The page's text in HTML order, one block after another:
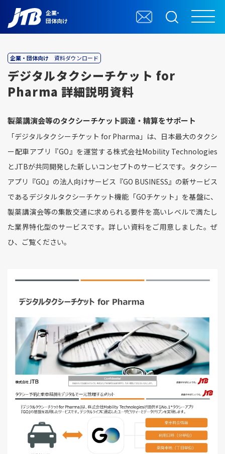
企業・
団体向け
企業・団体向け 資料ダウンロード
デジタルタクシーチケット for
Pharma 詳細説明資料
製薬講演会等のタクシーチケット調達・精算をサポート
「デジタルタクシーチケット for Pharma」は、日本最大のタクシ
ー配車アプリ『GO』を運営する株式会社Mobility Technologies
とJTBが共同開発した新しいコンセプトのサービスです。タクシー
アプリ『GO』の法人向けサービス『GO BUSINESS』の新サービス
であるデジタルタクシーチケット機能「GOチケット」を基盤に、
製薬講演会等の集散交通に求められる要件を高いレベルで満たし
た業界特化型のサービスです。詳しい資料をご用意しました。ぜ
ひ、ご覧ください。